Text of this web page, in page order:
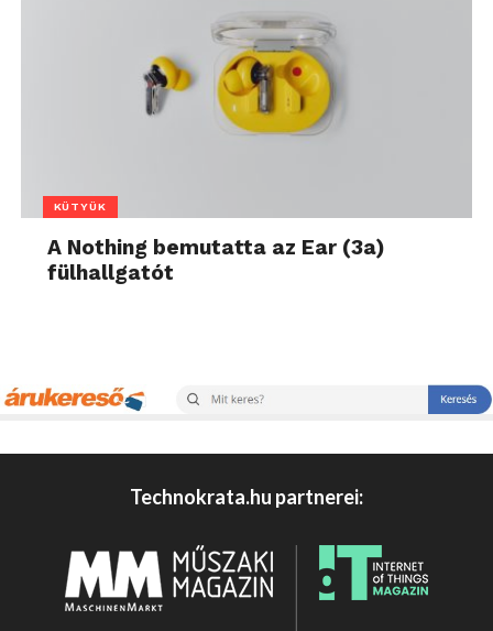
KÜTYÜK
A Nothing bemutatta az Ear (3a)
fülhallgatót
Technokrata.hu partnerei: